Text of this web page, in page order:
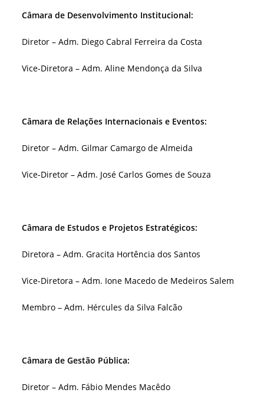
Câmara de Desenvolvimento Institucional:
Diretor – Adm. Diego Cabral Ferreira da Costa
Vice-Diretora – Adm. Aline Mendonça da Silva
Câmara de Relações Internacionais e Eventos:
Diretor – Adm. Gilmar Camargo de Almeida
Vice-Diretor – Adm. José Carlos Gomes de Souza
Câmara de Estudos e Projetos Estratégicos:
Diretora – Adm. Gracita Hortência dos Santos
Vice-Diretora – Adm. Ione Macedo de Medeiros Salem
Membro – Adm. Hércules da Silva Falcão
Câmara de Gestão Pública:
Diretor – Adm. Fábio Mendes Macêdo